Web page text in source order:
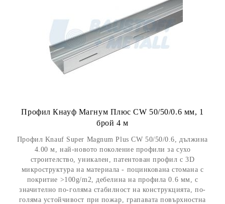
Профил Кнауф Магнум Плюс CW 50/50/0.6 мм, 1
брой 4 м
Профил Knauf Super Magnum Plus CW 50/50/0.6, дължина
4.00 м, най-новото поколение профили за сухо
строителство, уникален, патентован профил с 3D
микроструктура на материала - поцинкована стомана с
покритие >100g/m2, дебелина на профила 0.6 мм, с
значително по-голяма стабилност на конструкцията, по-
голяма устойчивост при пожар, грапавата повърхностна